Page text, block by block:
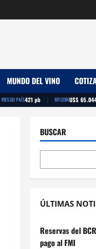
MUNDO DEL VINO
RIESGO PAÍS421 pb | BITCOINU$S
BUSCAR
ÚLTIMAS
Reservas del
pago al FMI